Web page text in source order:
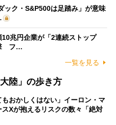
ック・S&P500は足踏み」が意味
10兆円企業が「2連続ストップ
フ…
一覧を見る
陸」の歩き方
もおかしくはない」イーロン・マ
スXが抱えるリスクの数々「絶対